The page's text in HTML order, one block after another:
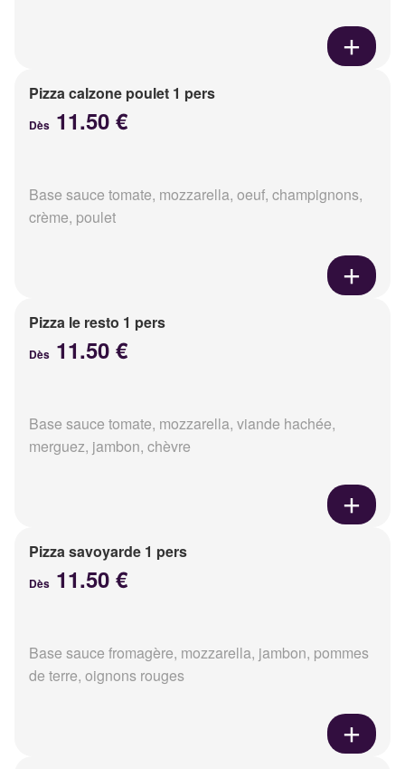
Pizza calzone poulet 1 pers
Dès 11.50 €
Base sauce tomate, mozzarella, oeuf, champignons,
crème, poulet
Pizza le resto 1 pers
Dès 11.50 €
Base sauce tomate, mozzarella, viande hachée,
merguez, jambon, chèvre
Pizza savoyarde 1 pers
Dès 11.50 €
Base sauce fromagère, mozzarella, jambon, pommes
de terre, oignons rouges